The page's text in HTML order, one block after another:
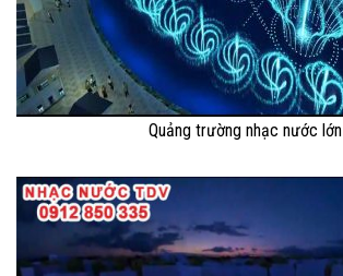
Quảng trường nhạc nước lớn